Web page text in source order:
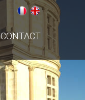
CONTACT